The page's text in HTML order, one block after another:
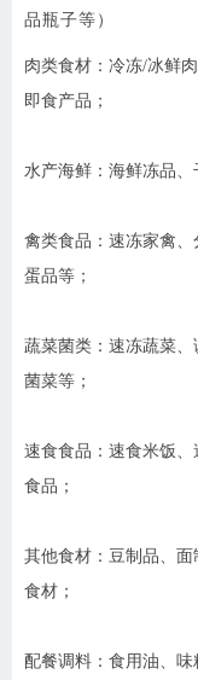
品瓶子等）
肉类食材：冷冻/冰鲜
即食产品；
水产海鲜：海鲜冻品、
禽类食品：速冻家禽、
蛋品等；
蔬菜菌类：速冻蔬菜
菌菜等；
速食食品：速食米饭
食品；
其他食材：豆制品、
食材；
配餐调料：食用油、